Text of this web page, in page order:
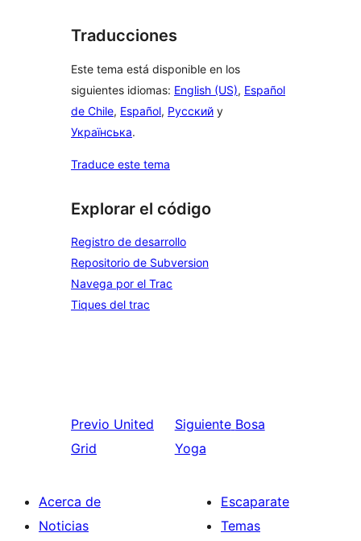
Traducciones
Este tema está disponible en los
siguientes idiomas: English (US), Español
de Chile, Español, Русский y
Українська.
Traduce este tema
Explorar el código
Registro de desarrollo
Repositorio de Subversion
Navega por el Trac
Tiques del trac
Previo United
Grid
Siguiente Bosa
Yoga
Acerca de
Noticias
Escaparate
Temas